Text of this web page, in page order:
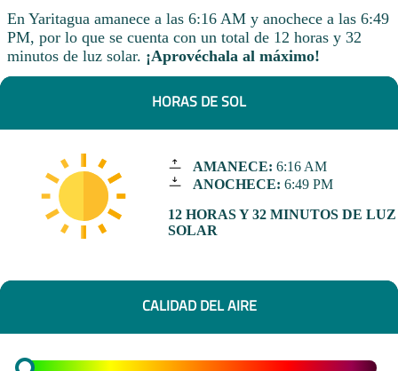
En Yaritagua amanece a las 6:16 AM y anochece a las 6:49
PM, por lo que se cuenta con un total de 12 horas y 32
minutos de luz solar. ¡Aprovéchala al máximo!
HORAS DE SOL
AMANECE: 6:16 AM
ANOCHECE: 6:49 PM
12 HORAS Y 32 MINUTOS DE LUZ
SOLAR
CALIDAD DEL AIRE